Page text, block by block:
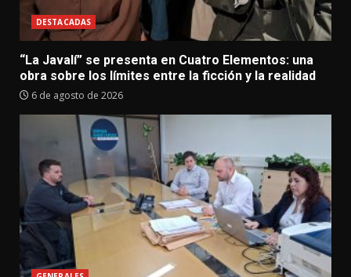
DESTACADAS
“La Javalí” se presenta en Cuatro Elementos: una
obra sobre los límites entre la ficción y la realidad
6 de agosto de 2026